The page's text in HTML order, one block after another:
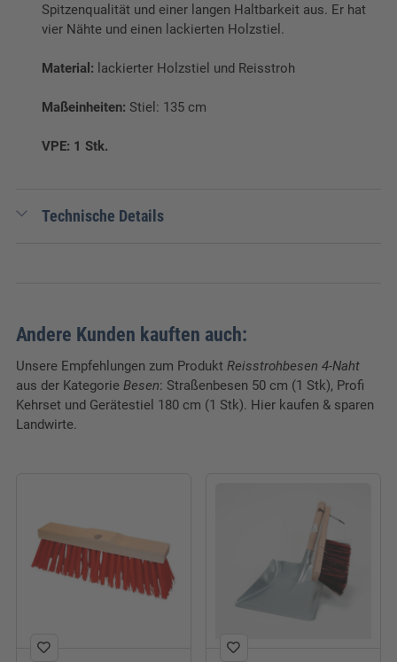
Spitzenqualität und einer langen Haltbarkeit aus. Er hat
vier Nähte und einen lackierten Holzstiel.
Material: lackierter Holzstiel und Reisstroh
Maßeinheiten: Stiel: 135 cm
VPE: 1 Stk.
Technische Details
Länge:
Andere Kunden kauften auch:
Unsere Empfehlungen zum Produkt Reisstrohbesen 4-Naht
aus der Kategorie Besen: Straßenbesen 50 cm (1 Stk), Profi
Kehrset und Gerätestiel 180 cm (1 Stk). Hier kaufen & sparen
Landwirte.